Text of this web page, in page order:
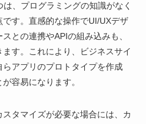
、プログラミングの知識がなく
す。直感的な操作でUI/UXデザ
との連携やAPIの組み込みも、
す。これにより、ビジネスサイ
らアプリのプロトタイプを作成
容易になります。
タマイズが必要な場合には、カ